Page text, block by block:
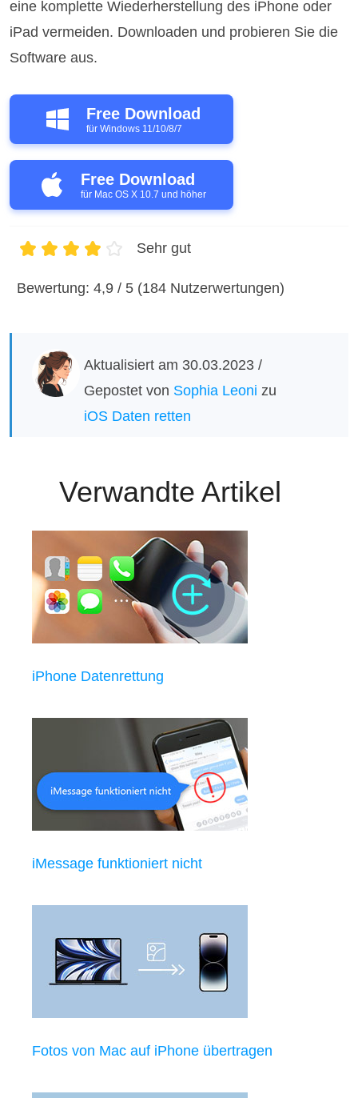
eine komplette Wiederherstellung des iPhone oder
iPad vermeiden. Downloaden und probieren Sie die
Software aus.
Free Download
für Windows 11/10/8/7
Free Download
für Mac OS X 10.7 und höher
1 3 5
Sehr gut
Bewertung: 4,9 / 5 (184 Nutzerwertungen)
Aktualisiert am 30.03.2023 /
Gepostet von Sophia Leoni zu
iOS Daten retten
Verwandte Artikel
iPhone Datenrettung
iMessage funktioniert nicht
Fotos von Mac auf iPhone übertragen